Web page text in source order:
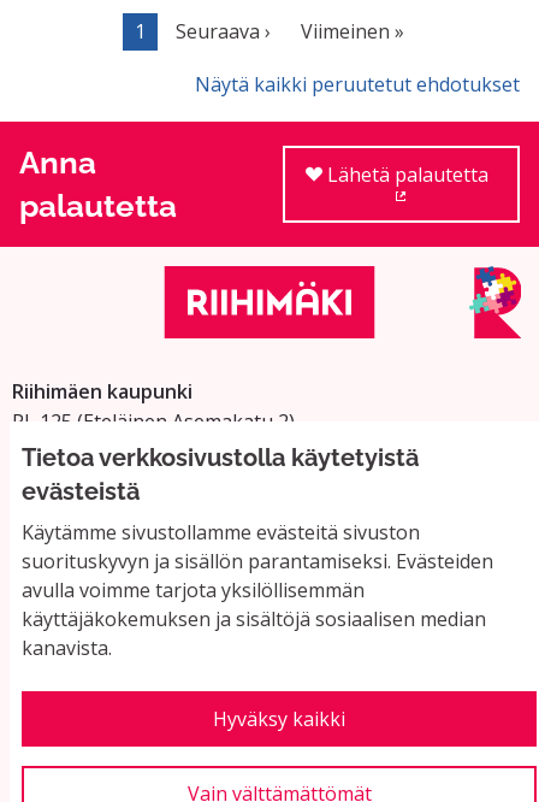
Tietoa verkkosivustolla käytetyistä
evästeistä
Käytämme sivustollamme evästeitä sivuston
suorituskyvyn ja sisällön parantamiseksi. Evästeiden
avulla voimme tarjota yksilöllisemmän
käyttäjäkokemuksen ja sisältöjä sosiaalisen median
kanavista.
Hyväksy kaikki
Vain välttämättömät
1 Seuraava ›
Viimeinen »
Näytä kaikki peruutetut ehdotukset
Anna
palautetta
Lähetä palautetta
Riihimäen kaupunki
PL 125 (Eteläinen Asemakatu 2)
11101 Riihimäki
Vaihde: 019 758 4000
Sähköpostiosoitteet:
etunimi.sukunimi@riihimaki.fi
Yhteystiedot ja usein kysyttyä
Käyttöehdot
Evästeasetukset